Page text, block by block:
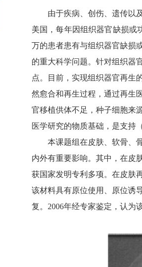
由于疾病、创伤、遗传以及
美国，每年因组织器官缺损或
万的患者患有与组织器官缺损
的重大科学问题。针对组织器
点。目前，实现组织器官再生
然愈合和再生过程，通过再生
官移植供体不足，种子细胞来
医学研究的物质基础，是支持
本课题组在皮肤、软骨、骨
内外有重要影响。其中，在皮
获国家发明专利多项。在皮肤
该材料具有原位使用、原位诱
复。2006年经专家鉴定，认为